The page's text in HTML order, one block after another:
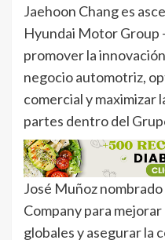
Jaehoon Chang es
Hyundai Motor Group
promover la
negocio automotriz,
comercial y maximizar
partes dentro del
José Muñoz
Company para
globales y asegurar la